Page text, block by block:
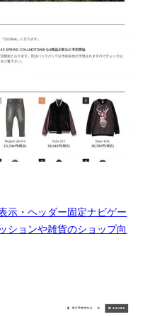
示・ヘッダー固定ナビゲー
ションや雑貨のショップ向